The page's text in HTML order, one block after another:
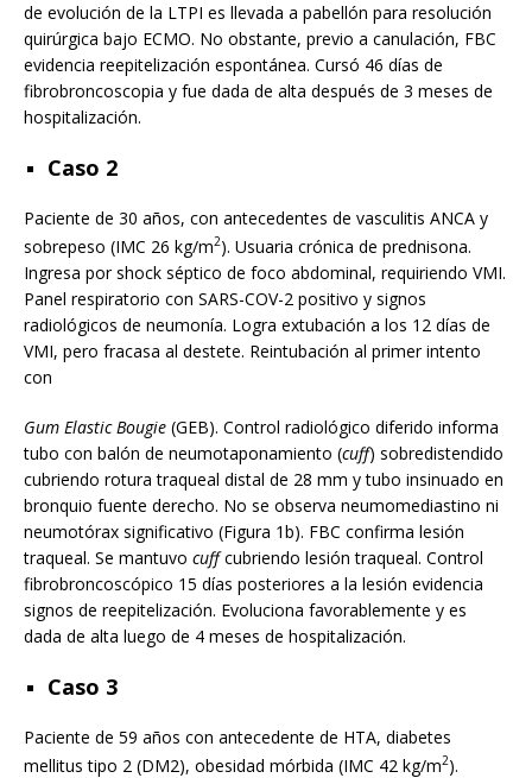
de evolución de la LTPI es llevada a pabellón para resolución
quirúrgica bajo ECMO. No obstante, previo a canulación, FBC
evidencia reepitelización espontánea. Cursó 46 días de
fibrobroncoscopia y fue dada de alta después de 3 meses de
hospitalización.
Caso 2
Paciente de 30 años, con antecedentes de vasculitis ANCA y
sobrepeso (IMC 26 kg/m2). Usuaria crónica de prednisona.
Ingresa por shock séptico de foco abdominal, requiriendo VMI.
Panel respiratorio con SARS-COV-2 positivo y signos
radiológicos de neumonía. Logra extubación a los 12 días de
VMI, pero fracasa al destete. Reintubación al primer intento
con
Gum Elastic Bougie (GEB). Control radiológico diferido informa
tubo con balón de neumotaponamiento (cuff) sobredistendido
cubriendo rotura traqueal distal de 28 mm y tubo insinuado en
bronquio fuente derecho. No se observa neumomediastino ni
neumotórax significativo (Figura 1b). FBC confirma lesión
traqueal. Se mantuvo cuffcubriendo lesión traqueal. Control
fibrobroncoscópico 15 días posteriores a la lesión evidencia
signos de reepitelización. Evoluciona favorablemente y es
dada de alta luego de 4 meses de hospitalización.
Caso 3
Paciente de 59 años con antecedente de HTA, diabetes
mellitus tipo 2 (DM2), obesidad mórbida (IMC 42 kg/m2).